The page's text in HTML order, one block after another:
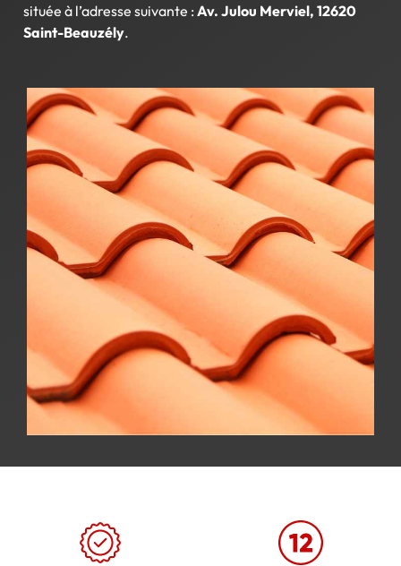
située à l’adresse suivante : Av. Julou Merviel, 12620
Saint-Beauzély.